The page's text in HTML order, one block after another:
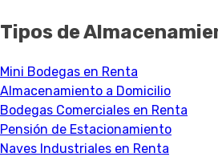
Tipos de
Mini Bodegas en Renta
Almacenamiento a Domicilio
Bodegas Comerciales en Renta
Pensión de Estacionamiento
Naves Industriales en Renta